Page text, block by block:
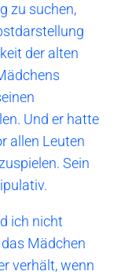
zu suchen,
der alten
Und er hatte
allen Leuten
Sein
ich nicht
Mädchen
verhält, wenn